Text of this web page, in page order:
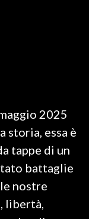
2025
storia, essa è
tappe di un
battaglie
nostre
libertà,